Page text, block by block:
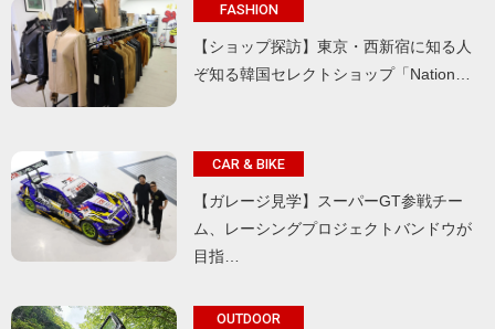
FASHION
【ショップ探訪】東京・西新宿に知る人
ぞ知る韓国セレクトショップ「Nation…
CAR & BIKE
【ガレージ見学】スーパーGT参戦チー
ム、レーシングプロジェクトバンドウが
目指…
OUTDOOR